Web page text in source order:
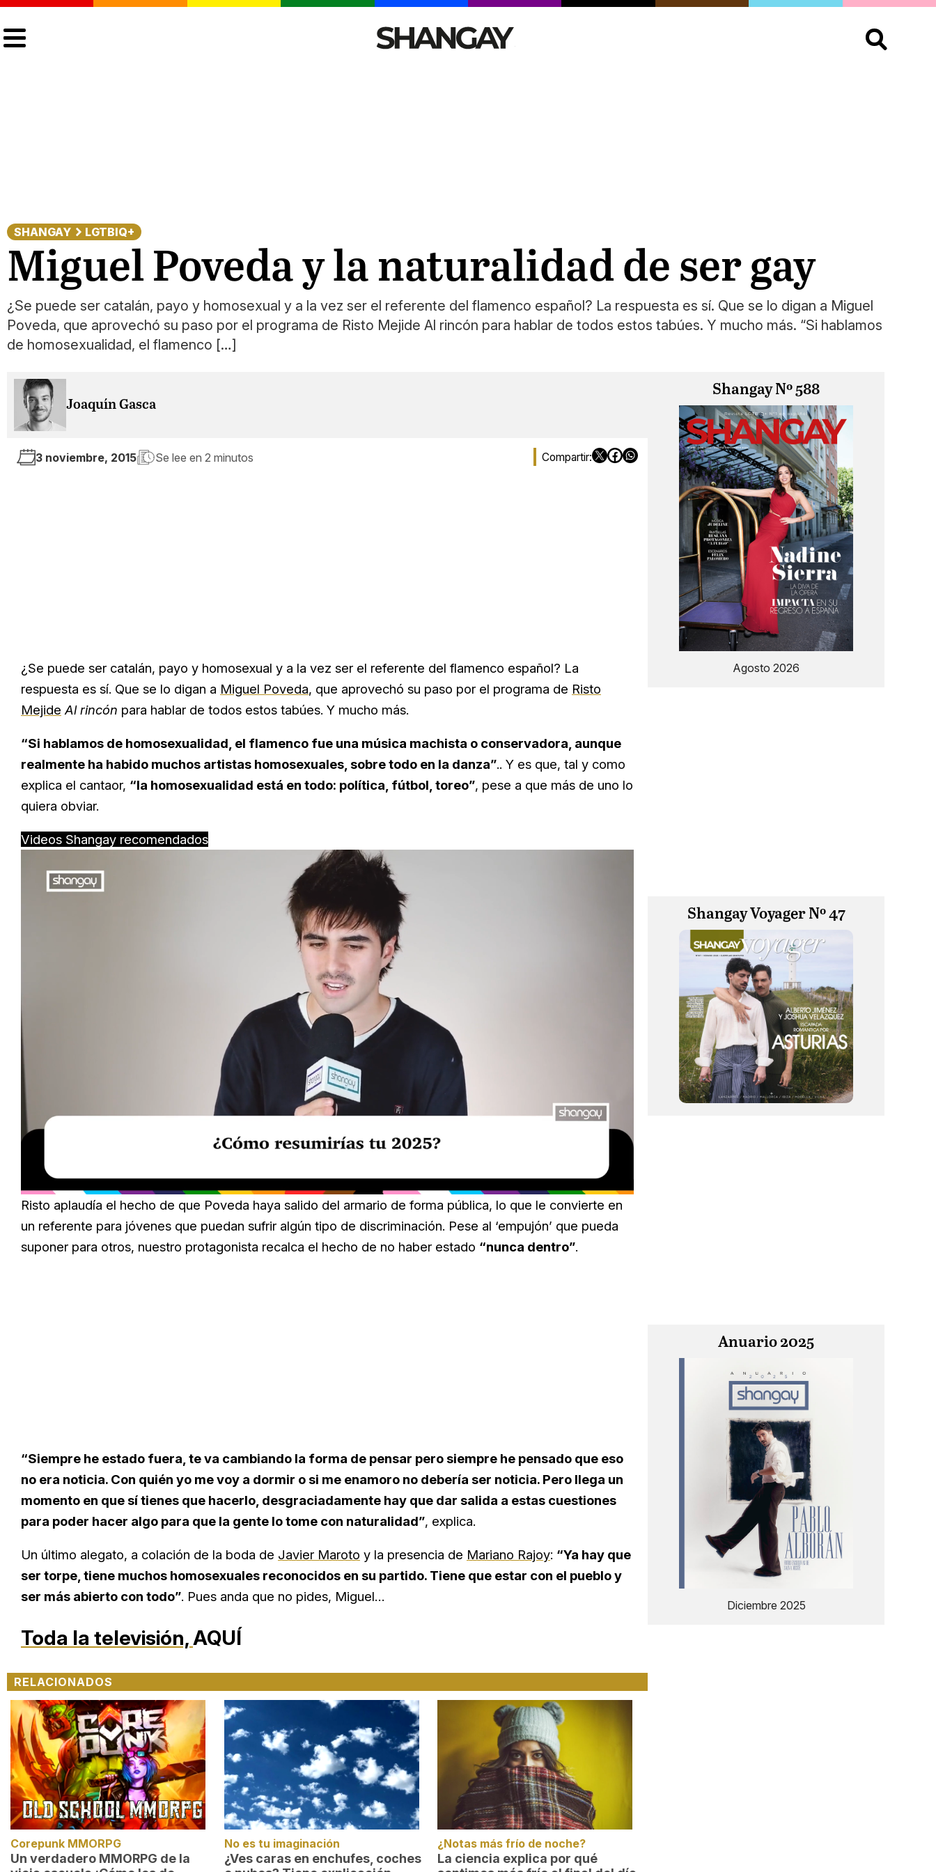
Buscar:
SHANGAY LGTBIQ+
Miguel Poveda y la naturalidad de ser gay
¿Se puede ser catalán, payo y homosexual y a la vez ser el referente del flamenco español? La respuesta es sí. Que se lo digan a Miguel
Poveda, que aprovechó su paso por el programa de Risto Mejide Al rincón para hablar de todos estos tabúes. Y mucho más. “Si hablamos
de homosexualidad, el flamenco […]
Joaquín Gasca
3 noviembre, 2015 Se lee en 2 minutos
¿Se puede ser catalán, payo y homosexual y a la vez ser el referente del flamenco español? La
respuesta es sí. Que se lo digan a Miguel Poveda, que aprovechó su paso por el programa de Risto
Mejide Al rincón para hablar de todos estos tabúes. Y mucho más.
“Si hablamos de homosexualidad, el flamenco fue una música machista o conservadora, aunque
realmente ha habido muchos artistas homosexuales, sobre todo en la danza”.. Y es que, tal y como
explica el cantaor, “la homosexualidad está en todo: política, fútbol, toreo”, pese a que más de uno lo
quiera obviar.
Videos Shangay recomendados
29.51%
Risto aplaudía el hecho de que Poveda haya salido del armario de forma pública, lo que le convierte en
un referente para jóvenes que puedan sufrir algún tipo de discriminación. Pese al ‘empujón’ que pueda
suponer para otros, nuestro protagonista recalca el hecho de no haber estado “nunca dentro”.
“Siempre he estado fuera, te va cambiando la forma de pensar pero siempre he pensado que eso
no era noticia. Con quién yo me voy a dormir o si me enamoro no debería ser noticia. Pero llega un
momento en que sí tienes que hacerlo, desgraciadamente hay que dar salida a estas cuestiones
para poder hacer algo para que la gente lo tome con naturalidad”, explica.
Un último alegato, a colación de la boda de Javier Maroto y la presencia de Mariano Rajoy: “Ya hay que
ser torpe, tiene muchos homosexuales reconocidos en su partido. Tiene que estar con el pueblo y
ser más abierto con todo”. Pues anda que no pides, Miguel…
Toda la televisión,AQUÍ
RELACIONADOS
Corepunk MMORPG
Un verdadero MMORPG de la
No es tu imaginación
¿Ves caras en enchufes, coches
¿Notas más frío de noche?
La ciencia explica por qué
Shangay Nº 588
Agosto 2026
Shangay Voyager Nº 47
Anuario 2025
Diciembre 2025